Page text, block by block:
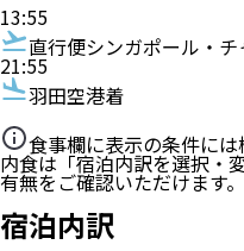
13:55
直行便シンガポール・
21:55
羽田空港着
食事欄に表示の条件に
内食は「宿泊内訳を選択・
有無をご確認いただけます。
宿泊内訳